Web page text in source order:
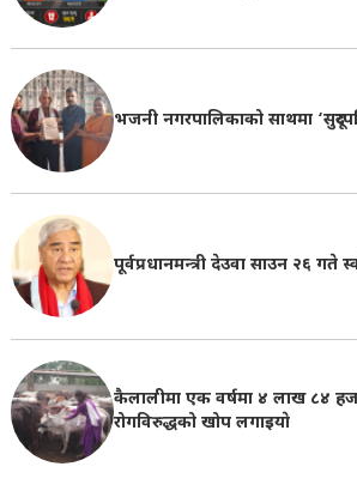
भजनी नगरपालिकाको साथमा
पूर्वप्रधानमन्त्री देउवा साउन २६ गते
कैलालीमा एक वर्षमा ४ लाख ८४
रोगविरुद्धको खोप लगाइयाे